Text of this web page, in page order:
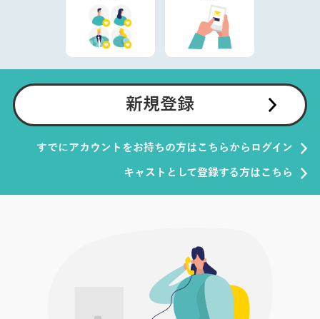
新規登録
すでにアカウントをお持ちの方はこちらからログイン
キャストとして登録する方はこちら